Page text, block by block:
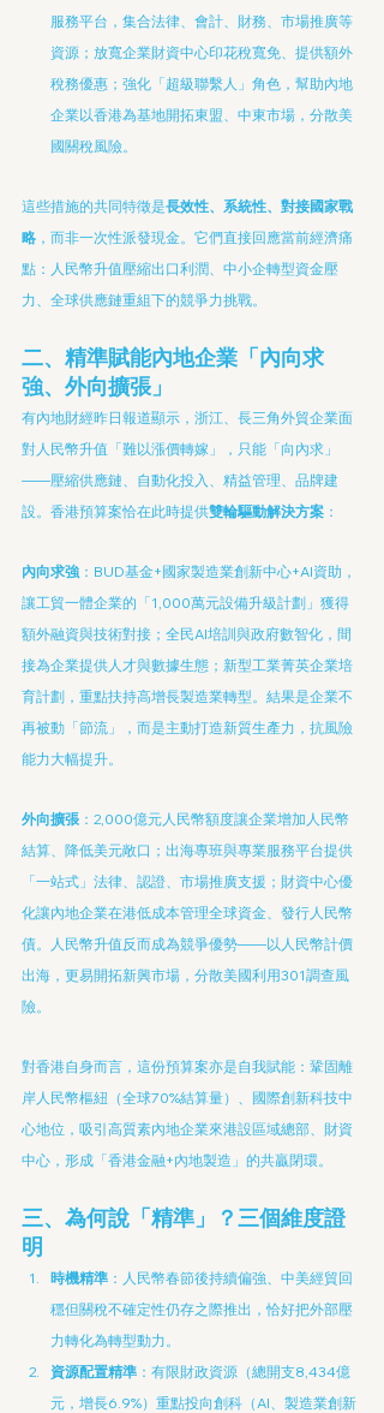
服務平台，集合法律、會計、財務、市場推廣等
資源；放寬企業財資中心印花稅寬免、提供額外
稅務優惠；強化「超級聯繫人」角色，幫助內地
企業以香港為基地開拓東盟、中東市場，分散美
國關稅風險。
這些措施的共同特徵是長效性、系統性、對接國家戰
略 ，而非一次性派發現金。它們直接回應當前經濟痛
點：人民幣升值壓縮出口利潤、中小企轉型資金壓
力、全球供應鏈重組下的競爭力挑戰。
二、精準賦能內地企業「內向求
強、外向擴張」
有內地財經昨日報道顯示，浙江、長三角外貿企業面
對人民幣升值「難以漲價轉嫁」，只能「向內求」
——壓縮供應鏈、自動化投入、精益管理、品牌建
設。香港預算案恰在此時提供雙輪驅動解決方案 ：
內向求強 ：BUD基金+國家製造業創新中心+AI資助，
讓工貿一體企業的「1,000萬元設備升級計劃」獲得
額外融資與技術對接；全民AI培訓與政府數智化，間
接為企業提供人才與數據生態；新型工業菁英企業培
育計劃，重點扶持高增長製造業轉型。結果是企業不
再被動「節流」，而是主動打造新質生產力，抗風險
能力大幅提升。
外向擴張 ：2,000億元人民幣額度讓企業增加人民幣
結算、降低美元敞口；出海專班與專業服務平台提供
「一站式」法律、認證、市場推廣支援；財資中心優
化讓內地企業在港低成本管理全球資金、發行人民幣
債。人民幣升值反而成為競爭優勢——以人民幣計價
出海，更易開拓新興市場，分散美國利用301調查風
險。
對香港自身而言，這份預算案亦是自我賦能：鞏固離
岸人民幣樞紐（全球70%結算量）、國際創新科技中
心地位，吸引高質素內地企業來港設區域總部、財資
中心，形成「香港金融+內地製造」的共贏閉環。
三、為何說「精準」？三個維度證
明
時機精準 ：人民幣春節後持續偏強、中美經貿回
穩但關稅不確定性仍存之際推出，恰好把外部壓
力轉化為轉型動力。
資源配置精準 ：有限財政資源（總開支8,434億
元，增長6.9%）重點投向創科（AI、製造業創新